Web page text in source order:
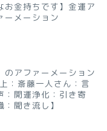
お金持ちです】金運ア
ーメーション
のアファーメーション
：斎藤一人さん：言
：開運浄化：引き寄
聞き流し】